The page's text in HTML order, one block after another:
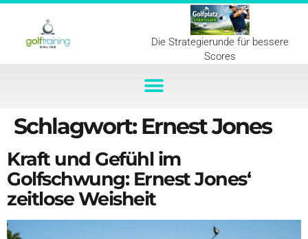
Die Strategierunde für bessere
Scores
Schlagwort:Ernest Jones
Kraft und Gefühl im
Golfschwung: Ernest Jones‘
zeitlose Weisheit